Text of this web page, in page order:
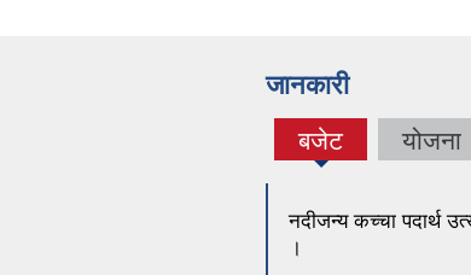
जानकारी
बजेट योजना
नदीजन्य कच्चा पदार्थ
।